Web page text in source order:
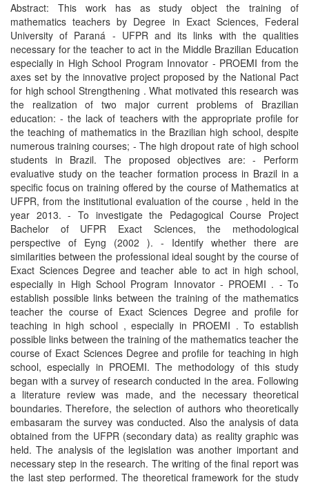
Abstract: This work has as study object the training of
mathematics teachers by Degree in Exact Sciences, Federal
University of Paraná - UFPR and its links with the qualities
necessary for the teacher to act in the Middle Brazilian Education
especially in High School Program Innovator - PROEMI from the
axes set by the innovative project proposed by the National Pact
for high school Strengthening . What motivated this research was
the realization of two major current problems of Brazilian
education: - the lack of teachers with the appropriate profile for
the teaching of mathematics in the Brazilian high school, despite
numerous training courses; - The high dropout rate of high school
students in Brazil. The proposed objectives are: - Perform
evaluative study on the teacher formation process in Brazil in a
specific focus on training offered by the course of Mathematics at
UFPR, from the institutional evaluation of the course , held in the
year 2013. - To investigate the Pedagogical Course Project
Bachelor of UFPR Exact Sciences, the methodological
perspective of Eyng (2002 ). - Identify whether there are
similarities between the professional ideal sought by the course of
Exact Sciences Degree and teacher able to act in high school,
especially in High School Program Innovator - PROEMI . - To
establish possible links between the training of the mathematics
teacher the course of Exact Sciences Degree and profile for
teaching in high school , especially in PROEMI . To establish
possible links between the training of the mathematics teacher the
course of Exact Sciences Degree and profile for teaching in high
school, especially in PROEMI. The methodology of this study
began with a survey of research conducted in the area. Following
a literature review was made, and the necessary theoretical
boundaries. Therefore, the selection of authors who theoretically
embasaram the survey was conducted. Also the analysis of data
obtained from the UFPR (secondary data) as reality graphic was
held. The analysis of the legislation was another important and
necessary step in the research. The writing of the final report was
the last step performed. The theoretical framework for the study